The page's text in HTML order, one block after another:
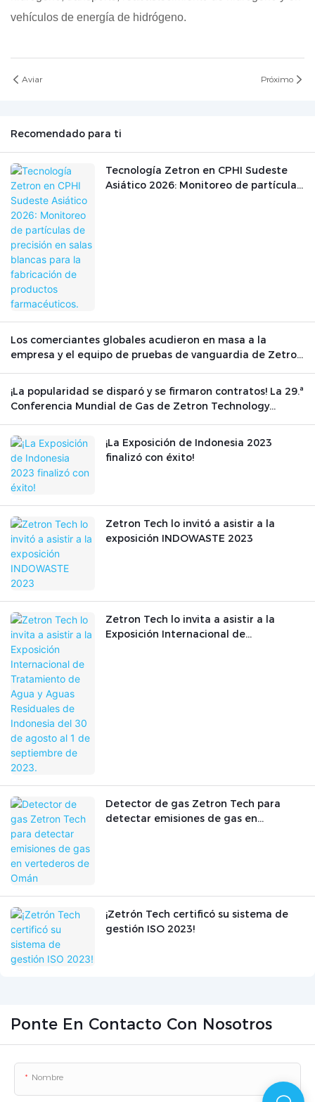
vehículos de energía de hidrógeno.
Aviar Próximo
Recomendado para ti
Tecnología Zetron en CPHI Sudeste
Asiático 2026: Monitoreo de partículas
Los comerciantes globales acudieron en masa a la
empresa y el equipo de pruebas de vanguardia de Zetron
¡La popularidad se disparó y se firmaron contratos! La 29.ª
Conferencia Mundial de Gas de Zetron Technology
¡La Exposición de Indonesia 2023
finalizó con éxito!
Zetron Tech lo invitó a asistir a la
exposición INDOWASTE 2023
Zetron Tech lo invita a asistir a la
Exposición Internacional de
Detector de gas Zetron Tech para
detectar emisiones de gas en
¡Zetrón Tech certificó su sistema de
gestión ISO 2023!
Ponte En Contacto Con Nosotros
Nombre